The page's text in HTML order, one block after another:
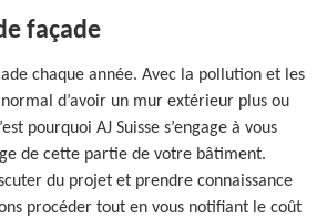
façade
chaque année. Avec la pollution et les
normal d’avoir un mur extérieur plus ou
pourquoi AJ Suisse s’engage à vous
de cette partie de votre bâtiment.
du projet et prendre connaissance
procéder tout en vous notifiant le coût